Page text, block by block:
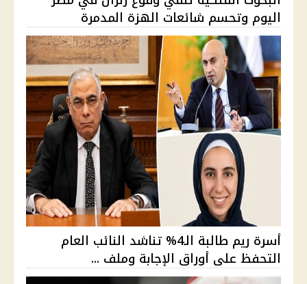
اليوم وتحسم شائعات الهزة المدمرة
أسرة ريم طالبة الـ4% تناشد النائب العام
التحفظ على أوراق الإجابة وملف ...